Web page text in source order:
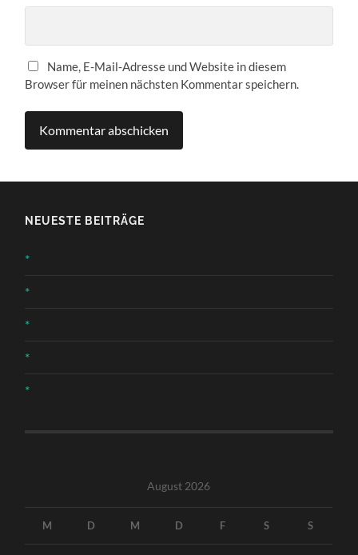
Name, E-Mail-Adresse und Website in diesem
Browser für meinen nächsten Kommentar speichern.
NEUESTE BEITRÄGE
*
*
*
*
*
August 2026
M D M D F S S